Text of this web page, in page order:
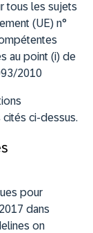
tous les sujets
(UE) n°
au point (i) de
2010
cités ci-dessus.
pour
dans
on